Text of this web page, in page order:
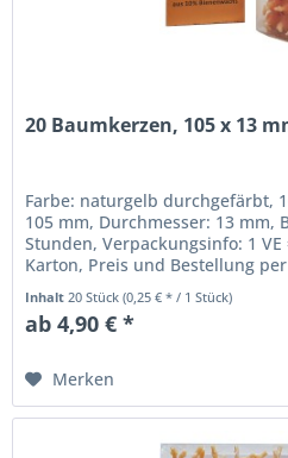
20 Baumkerzen, 105 x 13
Farbe: naturgelb durchgefärbt,
105 mm, Durchmesser: 13 mm,
Stunden, Verpackungsinfo: 1
Karton, Preis und Bestellung per
Inhalt20 Stück(0,25 € * / 1 Stück)
ab 4,90 € *
Merken